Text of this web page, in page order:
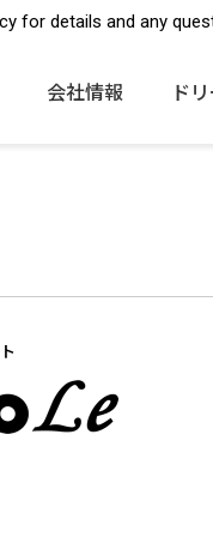
会社情報 ド
for details and any